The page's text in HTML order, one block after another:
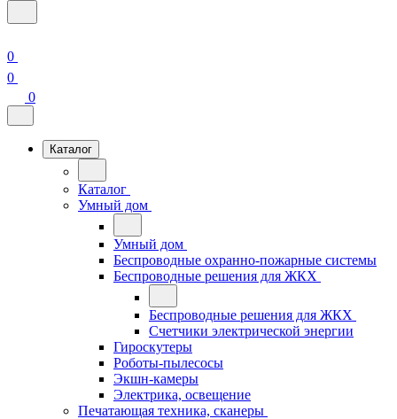
0
0
0
Каталог
Каталог
Умный дом
Умный дом
Беспроводные охранно-пожарные системы
Беспроводные решения для ЖКХ
Беспроводные решения для ЖКХ
Счетчики электрической энергии
Гироскутеры
Роботы-пылесосы
Экшн-камеры
Электрика, освещение
Печатающая техника, сканеры